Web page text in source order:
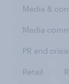
Media &
Media
PR and
Retail